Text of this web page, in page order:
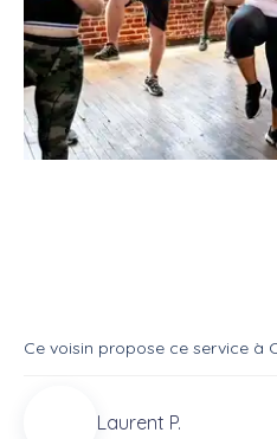
Ce voisin propose ce service à
Laurent P.